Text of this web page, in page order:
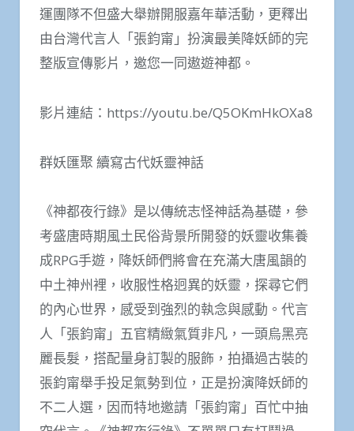
運團隊不但盛大舉辦開服嘉年華活動，更釋出
由台灣代言人「張鈞甯」扮演最美降妖師的完
整版宣傳影片，邀您一同遨遊神都。
影片連結：https://youtu.be/Q5OKmHkOXa8
群妖匯聚 續寫古代妖靈神話
《神都夜行錄》是以傳統志怪神話為基礎，參
考盛唐時期風土民俗背景所開發的妖靈收集養
成RPG手遊，降妖師們將會在充滿大唐風韻的
中土神州裡，收服性格迥異的妖靈，探尋它們
的內心世界，感受到強烈的執念與感動。代言
人「張鈞甯」五官精緻氣質非凡，一頭烏黑亮
麗長髮，搭配量身訂製的服飾，拍攝過古裝的
張鈞甯舉手投足氣勢到位，正是扮演降妖師的
不二人選，因而特地邀請「張鈞甯」百忙中抽